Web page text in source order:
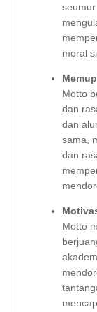
moral
Motto
dan
dan
sama,
dan
Motto